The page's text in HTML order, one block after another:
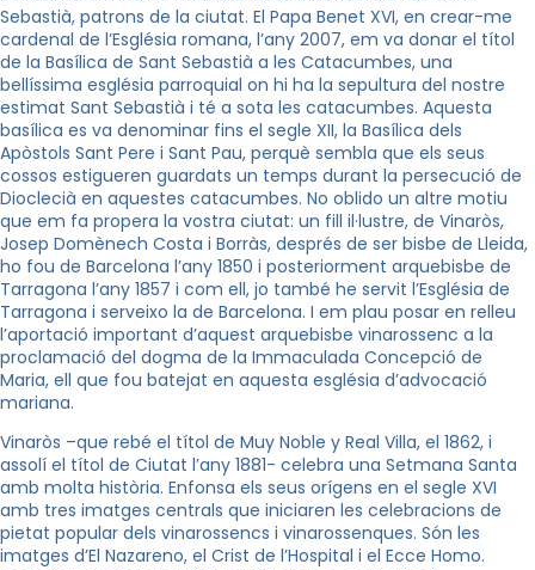
Sebastià, patrons de la ciutat. El Papa Benet XVI, en crear-me
cardenal de l’Església romana, l’any 2007, em va donar el títol
de la Basílica de Sant Sebastià a les Catacumbes, una
bellíssima església parroquial on hi ha la sepultura del nostre
estimat Sant Sebastià i té a sota les catacumbes. Aquesta
basílica es va denominar fins el segle XII, la Basílica dels
Apòstols Sant Pere i Sant Pau, perquè sembla que els seus
cossos estigueren guardats un temps durant la persecució de
Dioclecià en aquestes catacumbes. No oblido un altre motiu
que em fa propera la vostra ciutat: un fill il·lustre, de Vinaròs,
Josep Domènech Costa i Borràs, després de ser bisbe de Lleida,
ho fou de Barcelona l’any 1850 i posteriorment arquebisbe de
Tarragona l’any 1857 i com ell, jo també he servit l’Església de
Tarragona i serveixo la de Barcelona. I em plau posar en relleu
l’aportació important d’aquest arquebisbe vinarossenc a la
proclamació del dogma de la Immaculada Concepció de
Maria, ell que fou batejat en aquesta església d’advocació
mariana.
Vinaròs –que rebé el títol de Muy Noble y Real Villa, el 1862, i
assolí el títol de Ciutat l’any 1881- celebra una Setmana Santa
amb molta història. Enfonsa els seus orígens en el segle XVI
amb tres imatges centrals que iniciaren les celebracions de
pietat popular dels vinarossencs i vinarossenques. Són les
imatges d’El Nazareno, el Crist de l’Hospital i el Ecce Homo.